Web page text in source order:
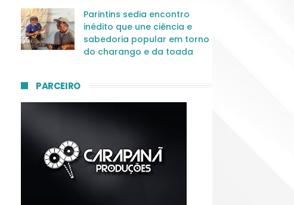
Parintins sedia encontro
inédito que une ciência e
sabedoria popular em torno
do charango e da toada
PARCEIRO